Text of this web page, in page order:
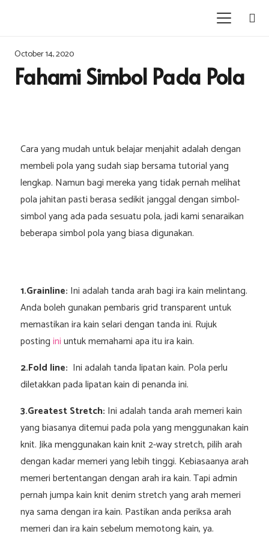
October 14, 2020
Fahami Simbol Pada Pola
Cara yang mudah untuk belajar menjahit adalah dengan
membeli pola yang sudah siap bersama tutorial yang
lengkap. Namun bagi mereka yang tidak pernah melihat
pola jahitan pasti berasa sedikit janggal dengan simbol-
simbol yang ada pada sesuatu pola, jadi kami senaraikan
beberapa simbol pola yang biasa digunakan.
1.Grainline: Ini adalah tanda arah bagi ira kain melintang.
Anda boleh gunakan pembaris grid transparent untuk
memastikan ira kain selari dengan tanda ini. Rujuk
postinginiuntuk memahami apa itu ira kain.
2.Fold line: Ini adalah tanda lipatan kain. Pola perlu
diletakkan pada lipatan kain di penanda ini.
3.Greatest Stretch: Ini adalah tanda arah memeri kain
yang biasanya ditemui pada pola yang menggunakan kain
knit. Jika menggunakan kain knit 2-way stretch, pilih arah
dengan kadar memeri yang lebih tinggi. Kebiasaanya arah
memeri bertentangan dengan arah ira kain. Tapi admin
pernah jumpa kain knit denim stretch yang arah memeri
nya sama dengan ira kain. Pastikan anda periksa arah
memeri dan ira kain sebelum memotong kain, ya.